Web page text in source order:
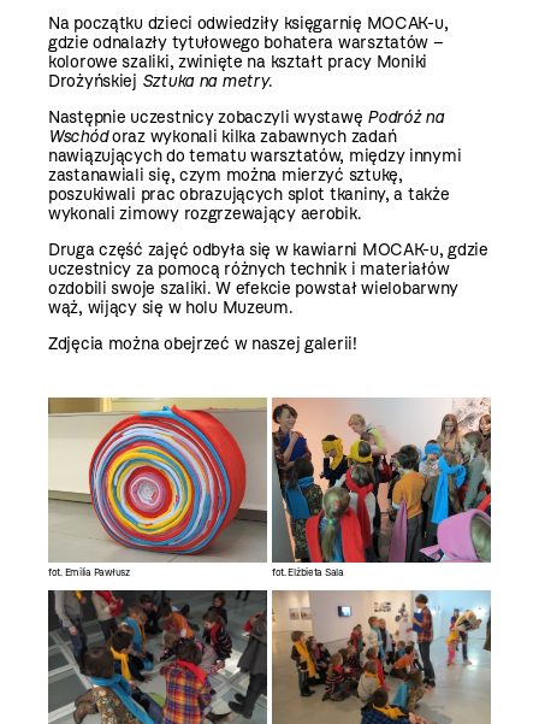
Na początku dzieci odwiedziły księgarnię MOCAK-u,
gdzie odnalazły tytułowego bohatera warsztatów –
kolorowe szaliki, zwinięte na kształt pracy Moniki
Drożyńskiej Sztuka na metry.
Następnie uczestnicy zobaczyli wystawę Podróż na
Wschódoraz wykonali kilka zabawnych zadań
nawiązujących do tematu warsztatów, między innymi
zastanawiali się, czym można mierzyć sztukę,
poszukiwali prac obrazujących splot tkaniny, a także
wykonali zimowy rozgrzewający aerobik.
Druga część zajęć odbyła się w kawiarni MOCAK-u, gdzie
uczestnicy za pomocą różnych technik i materiałów
ozdobili swoje szaliki. W efekcie powstał wielobarwny
wąż, wijący się w holu Muzeum.
Zdjęcia można obejrzeć w naszej galerii!
fot. Emilia Pawłusz fot. Elżbieta Sala